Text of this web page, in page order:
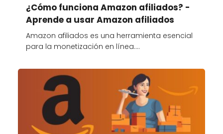
¿Cómo funciona Amazon afiliados? -
Aprende a usar Amazon afiliados
Amazon afiliados es una herramienta esencial
para la monetización en línea.…